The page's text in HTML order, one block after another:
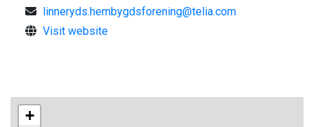
linneryds.hembygdsforening@telia.com
Visit website
+